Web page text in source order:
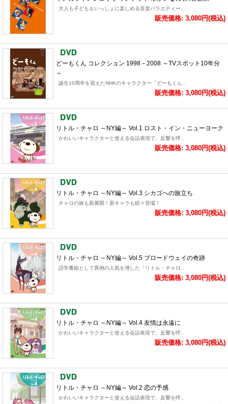
大人も子どももいっしょに楽しめる音楽バラエティー..
販売価格: 3,080円(税込)
どーもくん コレクション 1998－2008 ～TVスポット10年分
～
誕生10周年を迎えたNHKのキャラクター「どーもくん..
販売価格: 3,080円(税込)
リトル・チャロ ～NY編～ Vol.1 ロスト・イン・ニューヨーク
かわいいキャラクターと使える会話表現で、反響を呼..
販売価格: 3,080円(税込)
リトル・チャロ ～NY編～ Vol.3 シカゴへの旅立ち
チャロの旅も新展開！新キャラも続々登場！
販売価格: 3,080円(税込)
リトル・チャロ ～NY編～ Vol.5 ブロードウェイの奇跡
語学番組として異例の人気を博した「リトル・チャロ..
販売価格: 3,080円(税込)
リトル・チャロ ～NY編～ Vol.4 友情は永遠に
かわいいキャラクターと使える会話表現で、反響を呼..
販売価格: 3,080円(税込)
リトル・チャロ ～NY編～ Vol.2 恋の予感
かわいいキャラクターと使える会話表現で、反響を呼..